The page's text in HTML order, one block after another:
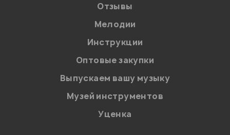
на обработку персональных данных в
Политикой в отношении обработки
персональных данных.
Введите проверочное число:
Отзывы
Мелодии
Инструкции
Оптовые закупки
Выпускаем вашу музыку
Музей инструментов
Уценка